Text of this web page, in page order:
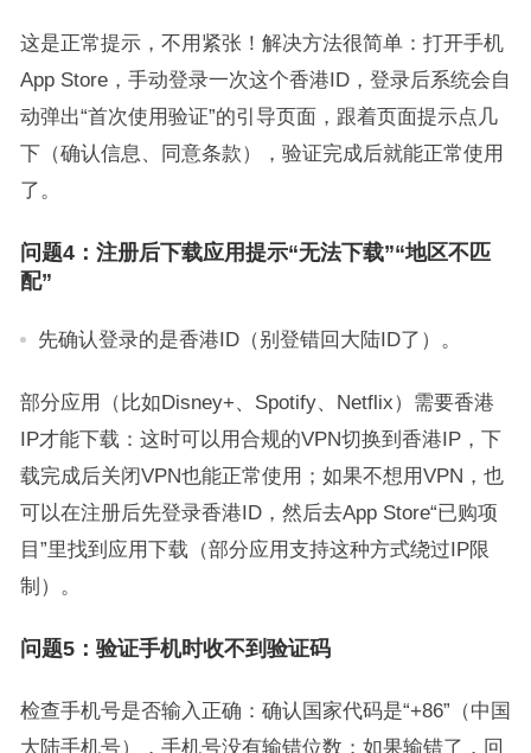
这是正常提示，不用紧张！解决方法很简单：打开手机
App Store，手动登录一次这个香港ID，登录后系统会自
动弹出“首次使用验证”的引导页面，跟着页面提示点几
下（确认信息、同意条款），验证完成后就能正常使用
了。
问题4：注册后下载应用提示“无法下载”“地区不匹
配”
先确认登录的是香港ID（别登错回大陆ID了）。
部分应用（比如Disney+、Spotify、Netflix）需要香港
IP才能下载：这时可以用合规的VPN切换到香港IP，下
载完成后关闭VPN也能正常使用；如果不想用VPN，也
可以在注册后先登录香港ID，然后去App Store“已购项
目”里找到应用下载（部分应用支持这种方式绕过IP限
制）。
问题5：验证手机时收不到验证码
检查手机号是否输入正确：确认国家代码是“+86”（中国
大陆手机号），手机号没有输错位数；如果输错了，回